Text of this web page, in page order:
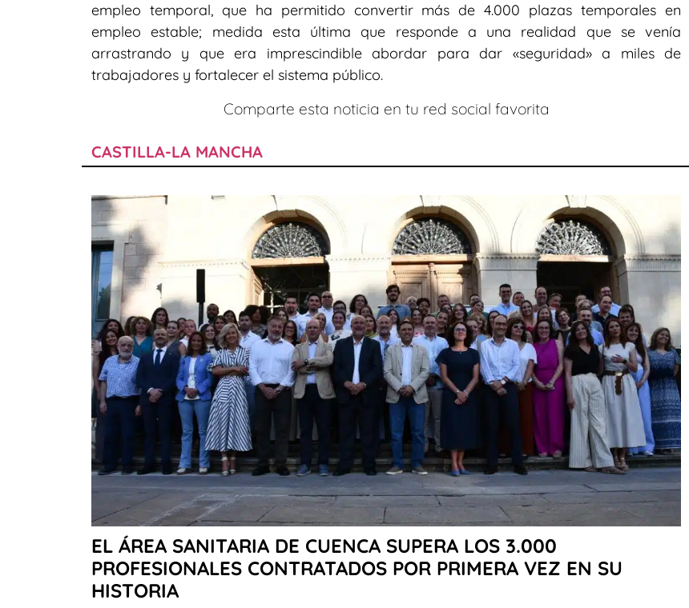
empleo temporal, que ha permitido convertir más de 4.000 plazas temporales en
empleo estable; medida esta última que responde a una realidad que se venía
arrastrando y que era imprescindible abordar para dar «seguridad» a miles de
trabajadores y fortalecer el sistema público.
Comparte esta noticia en tu red social favorita
CASTILLA-LA MANCHA
EL ÁREA SANITARIA DE CUENCA SUPERA LOS 3.000
PROFESIONALES CONTRATADOS POR PRIMERA VEZ EN SU
HISTORIA